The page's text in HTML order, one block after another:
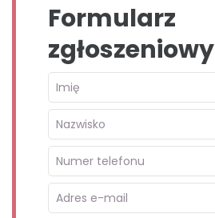
Formularz
zgłoszeniowy